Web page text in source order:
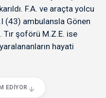
F.A. ve araçta yolcu
(43) ambulansla Gönen
Tır şoförü M.Z.E. ise
hayati
EDIYOR